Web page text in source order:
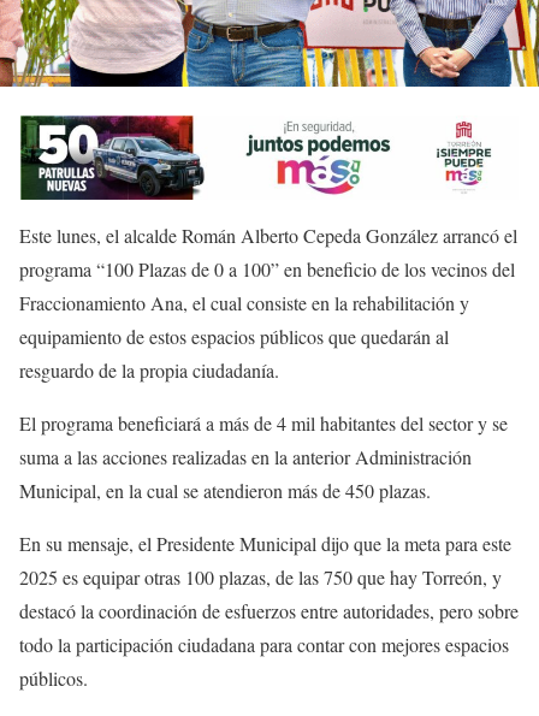
Este lunes, el alcalde Román Alberto Cepeda González arrancó el
programa “100 Plazas de 0 a 100” en beneficio de los vecinos del
Fraccionamiento Ana, el cual consiste en la rehabilitación y
equipamiento de estos espacios públicos que quedarán al
resguardo de la propia ciudadanía.
El programa beneficiará a más de 4 mil habitantes del sector y se
suma a las acciones realizadas en la anterior Administración
Municipal, en la cual se atendieron más de 450 plazas.
En su mensaje, el Presidente Municipal dijo que la meta para este
2025 es equipar otras 100 plazas, de las 750 que hay Torreón, y
destacó la coordinación de esfuerzos entre autoridades, pero sobre
todo la participación ciudadana para contar con mejores espacios
públicos.